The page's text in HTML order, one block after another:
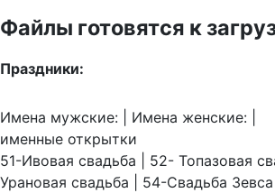
Файлы готовятся к
Праздники:
Имена мужские: | Имена женские: |
именные открытки
51-Ивовая свадьба | 52- Топазовая
Урановая свадьба | 54-Свадьба